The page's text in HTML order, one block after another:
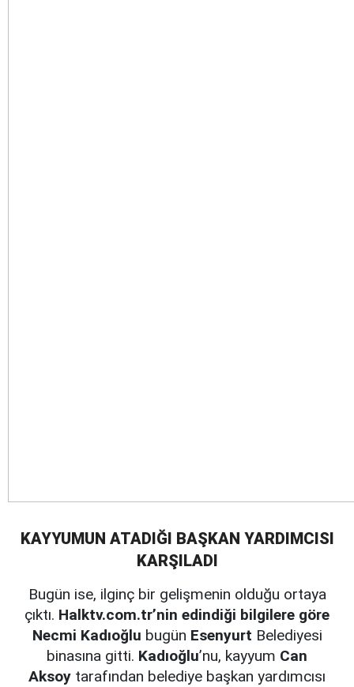
KAYYUMUN ATADIĞI BAŞKAN YARDIMCISI
KARŞILADI
Bugün ise, ilginç bir gelişmenin olduğu ortaya
çıktı. Halktv.com.tr’nin edindiği bilgilere göre
Necmi Kadıoğlu bugün Esenyurt Belediyesi
binasına gitti. Kadıoğlu’nu, kayyum Can
Aksoy tarafından belediye başkan yardımcısı